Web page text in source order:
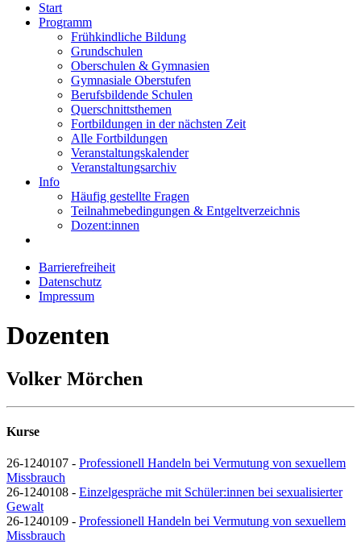
Start
Programm
Frühkindliche Bildung
Grundschulen
Oberschulen & Gymnasien
Gymnasiale Oberstufen
Berufsbildende Schulen
Querschnittsthemen
Fortbildungen in der nächsten Zeit
Alle Fortbildungen
Veranstaltungskalender
Veranstaltungsarchiv
Info
Häufig gestellte Fragen
Teilnahmebedingungen & Entgeltverzeichnis
Dozent:innen
Barrierefreiheit
Datenschutz
Impressum
Dozenten
Volker Mörchen
Kurse
26-1240107 - Professionell Handeln bei Vermutung von sexuellem
Missbrauch
26-1240108 - Einzelgespräche mit Schüler:innen bei sexualisierter
Gewalt
26-1240109 - Professionell Handeln bei Vermutung von sexuellem
Missbrauch